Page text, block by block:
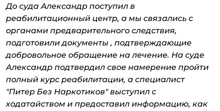
До суда Александр поступил в
реабилитационный центр, а мы связались с
органами предварительного следствия,
подготовили документы , подтверждающие
добровольное обращение на лечение. На суде
Александр подтвердил свое намерение пройти
полный курс реабилитации, а специалист
"Питер Без Наркотиков" выступил с
ходатайством и предоставил информацию, как